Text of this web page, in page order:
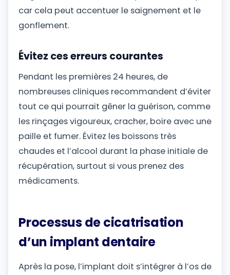
car cela peut accentuer le saignement et le
gonflement.
Évitez ces erreurs courantes
Pendant les premières 24 heures, de
nombreuses cliniques recommandent d’éviter
tout ce qui pourrait gêner la guérison, comme
les rinçages vigoureux, cracher, boire avec une
paille et fumer. Évitez les boissons très
chaudes et l’alcool durant la phase initiale de
récupération, surtout si vous prenez des
médicaments.
Processus de cicatrisation
d’un implant dentaire
Après la pose, l’implant doit s’intégrer à l’os de